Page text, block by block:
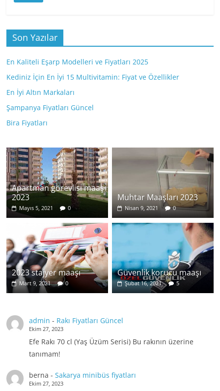
Son Yazılar
En Kaliteli Eşarp Modelleri ve Fiyatları 2025
Kediniz İçin En İyi 15 Multivitamin: Fiyat ve Özellikler
En İyi Altın Markaları
Şampanya Fiyatları Güncel
Bira Fiyatları
Apartman görevlisi maaşı
2023
Mayıs 5, 2021 0
Muhtar Maaşları 2023
Nisan 9, 2021 0
2023 stajyer maaşı
Mart 9, 2021 0
Güvenlik korucu maaşı
Şubat 16, 2021 5
admin - Rakı Fiyatları Güncel
Ekim 27, 2023
Efe Rakı 70 cl (Yaş Üzüm Serisi) Bu rakının üzerine
tanımam!
berna - Sakarya minibüs fiyatları
Ekim 27, 2023